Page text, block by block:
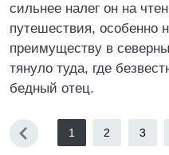
сильнее налег он на
путешествия, особенно
преимуществу в
тянуло туда, где
бедный отец.
1 2 3